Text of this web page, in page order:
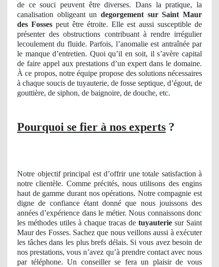
de ce souci peuvent être diverses. Dans la pratique, la
canalisation obligeant un degorgement sur Saint Maur
des Fosses peut être étroite. Elle est aussi susceptible de
présenter des obstructions contribuant à rendre irrégulier
lecoulement du fluide. Parfois, l’anomalie est antraînée par
le manque d’entretien. Quoi qu’il en soit, il s’avère capital
de faire appel aux prestations d’un expert dans le domaine.
À ce propos, notre équipe propose des solutions nécessaires
à chaque soucis de tuyauterie, de fosse septique, d’égout, de
gouttière, de siphon, de baignoire, de douche, etc.
Pourquoi se fier à nos experts ?
Notre objectif principal est d’offrir une totale satisfaction à
notre clientèle. Comme précités, nous utilisons des engins
haut de gamme durant nos opérations. Notre compagnie est
digne de confiance étant donné que nous jouissons des
années d’expérience dans le métier. Nous connaissons donc
les méthodes utiles à chaque tracas de tuyauterie sur Saint
Maur des Fosses. Sachez que nous veillons aussi à exécuter
les tâches dans les plus brefs délais. Si vous avez besoin de
nos prestations, vous n’avez qu’à prendre contact avec nous
par téléphone. Un conseiller se fera un plaisir de vous